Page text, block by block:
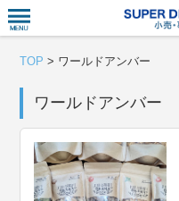
TOP > ワールドアンバー
ワールドアンバー